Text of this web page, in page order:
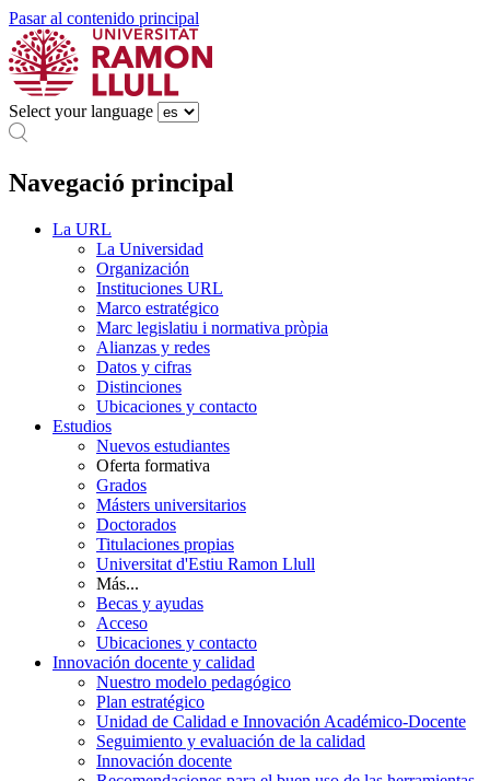
Pasar al contenido principal
Select your language
Navegació principal
La URL
La Universidad
Organización
Instituciones URL
Marco estratégico
Marc legislatiu i normativa pròpia
Alianzas y redes
Datos y cifras
Distinciones
Ubicaciones y contacto
Estudios
Nuevos estudiantes
Oferta formativa
Grados
Másters universitarios
Doctorados
Titulaciones propias
Universitat d'Estiu Ramon Llull
Más...
Becas y ayudas
Acceso
Ubicaciones y contacto
Innovación docente y calidad
Nuestro modelo pedagógico
Plan estratégico
Unidad de Calidad e Innovación Académico-Docente
Seguimiento y evaluación de la calidad
Innovación docente